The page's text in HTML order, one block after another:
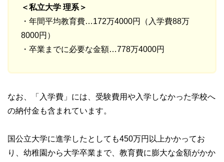
＜私立大学 理系＞
・年間平均教育費…172万4000円（入学費88万
8000円）
・卒業までに必要な金額…778万4000円
なお、「入学費」には、受験費用や入学しなかった学校へ
の納付金も含まれています。
国公立大学に進学したとしても450万円以上かかってお
り、幼稚園から大学卒業まで、教育費に膨大な金額がかか